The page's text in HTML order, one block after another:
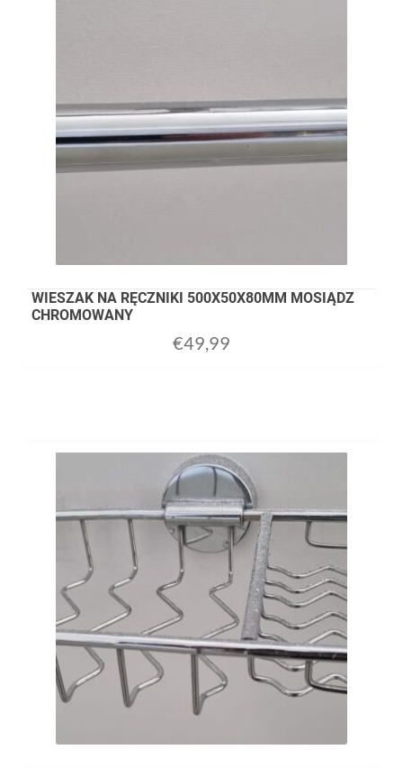
WIESZAK NA RĘCZNIKI 500X50X80MM MOSIĄDZ
CHROMOWANY
€49,99